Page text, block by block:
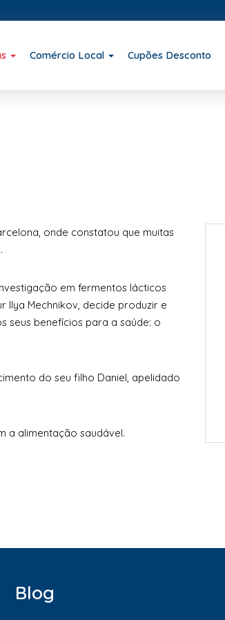
Comércio Local Cupões Desconto
onde constatou que muitas
em fermentos lácticos
Ilya Mechnikov, decide produzir e
seus benefícios para a saúde: o
do seu filho Daniel, apelidado
a alimentação saudável.
Blog